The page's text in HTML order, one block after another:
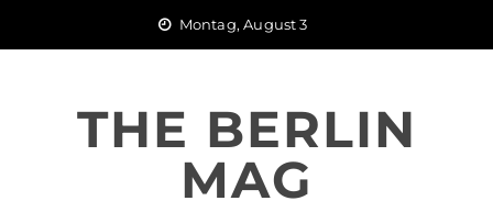
Montag, August 3
THE BERLIN
MAG